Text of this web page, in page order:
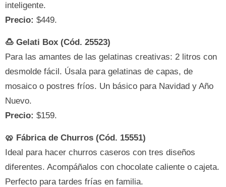
inteligente.
Precio: $449.
🍮 Gelati Box (Cód. 25523)
Para las amantes de las gelatinas creativas: 2 litros con
desmolde fácil. Úsala para gelatinas de capas, de
mosaico o postres fríos. Un básico para Navidad y Año
Nuevo.
Precio: $159.
🥨 Fábrica de Churros (Cód. 15551)
Ideal para hacer churros caseros con tres diseños
diferentes. Acompáñalos con chocolate caliente o cajeta.
Perfecto para tardes frías en familia.